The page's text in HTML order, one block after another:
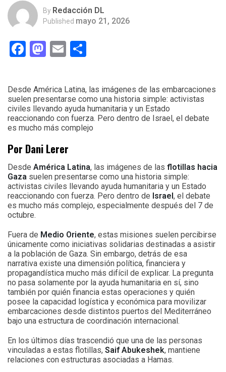
By Redacción DL
Published mayo 21, 2026
Facebook
Mastodon
Email
Desde América Latina, las imágenes de las embarcaciones
suelen presentarse como una historia simple: activistas
civiles llevando ayuda humanitaria y un Estado
reaccionando con fuerza. Pero dentro de Israel, el debate
es mucho más complejo
Por Dani Lerer
Desde América Latina, las imágenes de las flotillas hacia
Gaza suelen presentarse como una historia simple:
activistas civiles llevando ayuda humanitaria y un Estado
reaccionando con fuerza. Pero dentro de Israel, el debate
es mucho más complejo, especialmente después del 7 de
octubre.
Fuera de Medio Oriente, estas misiones suelen percibirse
únicamente como iniciativas solidarias destinadas a asistir
a la población de Gaza. Sin embargo, detrás de esa
narrativa existe una dimensión política, financiera y
propagandística mucho más difícil de explicar. La pregunta
no pasa solamente por la ayuda humanitaria en sí, sino
también por quién financia estas operaciones y quién
posee la capacidad logística y económica para movilizar
embarcaciones desde distintos puertos del Mediterráneo
bajo una estructura de coordinación internacional.
En los últimos días trascendió que una de las personas
vinculadas a estas flotillas, Saif Abukeshek, mantiene
relaciones con estructuras asociadas a Hamas.